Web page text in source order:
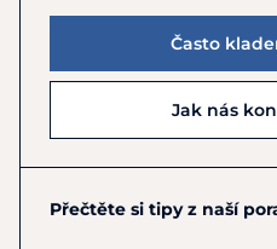
Často
Jak nás
Přečtěte si tipy z naší